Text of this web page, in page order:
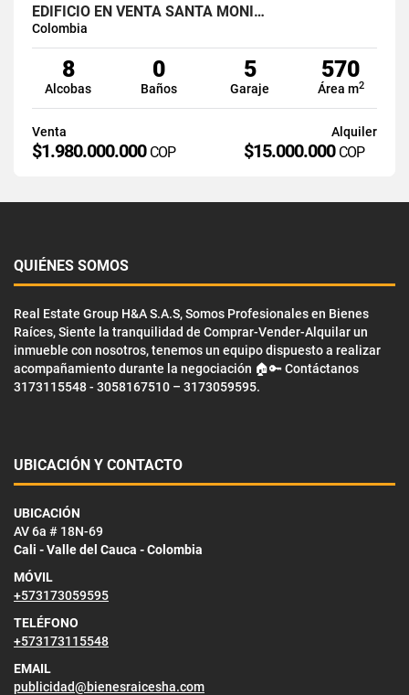
EDIFICIO EN VENTA SANTA MONI…
Colombia
8
Alcobas
0
Baños
5
Garaje
570
Área m2
Venta
$1.980.000.000 COP
Alquiler
$15.000.000 COP
QUIÉNES SOMOS
Real Estate Group H&A S.A.S, Somos Profesionales en Bienes
Raíces, Siente la tranquilidad de Comprar-Vender-Alquilar un
inmueble con nosotros, tenemos un equipo dispuesto a realizar
acompañamiento durante la negociación 🏠🔑 Contáctanos
3173115548 - 3058167510 – 3173059595.
UBICACIÓN Y CONTACTO
UBICACIÓN
AV 6a # 18N-69
Cali - Valle del Cauca - Colombia
MÓVIL
+573173059595
TELÉFONO
+573173115548
EMAIL
publicidad@bienesraicesha.com